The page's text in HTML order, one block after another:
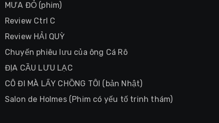
MƯA ĐỎ (phim)
Review Ctrl C
Review HẢI QUỲ
Chuyến phiêu lưu của ông Cá Rô
ĐỊA CẦU LƯU LẠC
CÔ ĐI MÀ LẤY CHỒNG TÔI (bản Nhật)
Salon de Holmes (Phim có yếu tố trinh thám)